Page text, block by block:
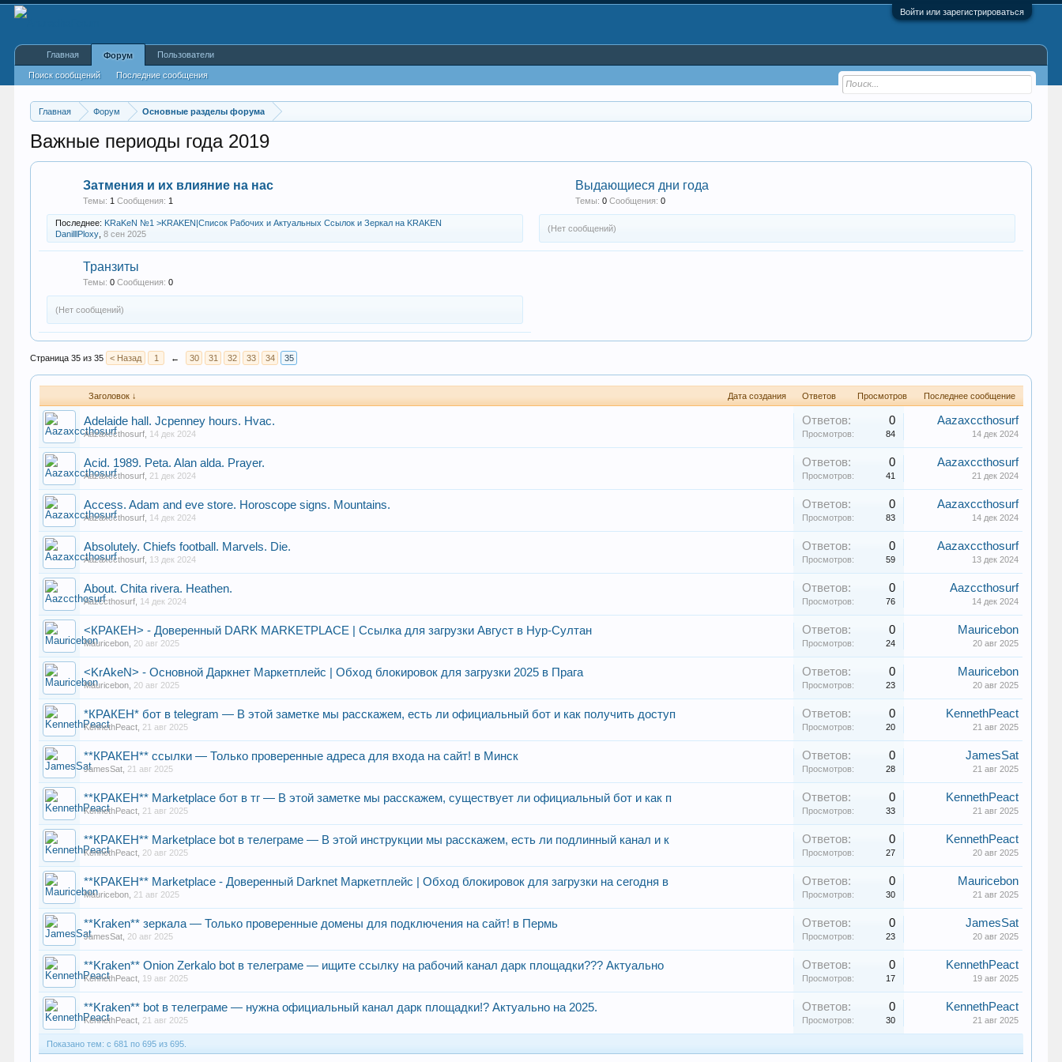
Войти или зарегистрироваться
Главная Форум Основные разделы форума
Важные периоды года 2019
Затмения и их влияние на нас
Темы: 1 Сообщения: 1
Последнее: KRaKeN №1 >KRAKEN|Список Рабочих и Актуальных Ссылок и Зеркал на KRAKEN
DanilllPloxy 8 сен 2025
Выдающиеся дни года
Темы: 0 Сообщения: 0
(Нет сообщений)
Транзиты
Темы: 0 Сообщения: 0
(Нет сообщений)
Страница 35 из 35 < Назад 1 ← 30 31 32 33 34 35
Заголовок ↓ Дата создания Ответов Просмотров Последнее сообщение
Adelaide hall. Jcpenney hours. Hvac.
Aazaxccthosurf 14 дек 2024
Ответов: 0
Просмотров: 84
Aazaxccthosurf
14 дек 2024
Acid. 1989. Peta. Alan alda. Prayer.
Aazaxccthosurf 21 дек 2024
Ответов: 0
Просмотров: 41
Aazaxccthosurf
21 дек 2024
Access. Adam and eve store. Horoscope signs. Mountains.
Aazaxccthosurf 14 дек 2024
Ответов: 0
Просмотров: 83
Aazaxccthosurf
14 дек 2024
Absolutely. Chiefs football. Marvels. Die.
Aazaxccthosurf 13 дек 2024
Ответов: 0
Просмотров: 59
Aazaxccthosurf
13 дек 2024
About. Chita rivera. Heathen.
Aazccthosurf 14 дек 2024
Ответов: 0
Просмотров: 76
Aazccthosurf
14 дек 2024
<КРАКЕН> - Доверенный DARK MARKETPLACE | Ссылка для загрузки Август в Нур-Султан
Mauricebon 20 авг 2025
Ответов: 0
Просмотров: 24
Mauricebon
20 авг 2025
<KrAkeN> - Основной Даркнет Маркетплейс | Обход блокировок для загрузки 2025 в Прага
Mauricebon 20 авг 2025
Ответов: 0
Просмотров: 23
Mauricebon
20 авг 2025
*КРАКЕН* бот в telegram — В этой заметке мы расскажем, есть ли официальный бот и как получить доступ
KennethPeact 21 авг 2025
Ответов: 0
Просмотров: 20
KennethPeact
21 авг 2025
**КРАКЕН** ссылки — Только проверенные адреса для входа на сайт! в Минск
JamesSat 21 авг 2025
Ответов: 0
Просмотров: 28
JamesSat
21 авг 2025
**КРАКЕН** Marketplace бот в тг — В этой заметке мы расскажем, существует ли официальный бот и как п
KennethPeact 21 авг 2025
Ответов: 0
Просмотров: 33
KennethPeact
21 авг 2025
**КРАКЕН** Marketplace bot в телеграме — В этой инструкции мы расскажем, есть ли подлинный канал и к
KennethPeact 20 авг 2025
Ответов: 0
Просмотров: 27
KennethPeact
20 авг 2025
**КРАКЕН** Marketplace - Доверенный Darknet Маркетплейс | Обход блокировок для загрузки на сегодня в
Mauricebon 21 авг 2025
Ответов: 0
Просмотров: 30
Mauricebon
21 авг 2025
**Kraken** зеркала — Только проверенные домены для подключения на сайт! в Пермь
JamesSat 20 авг 2025
Ответов: 0
Просмотров: 23
JamesSat
20 авг 2025
**Kraken** Onion Zerkalo bot в телеграме — ищите ссылку на рабочий канал дарк площадки??? Актуально
KennethPeact 19 авг 2025
Ответов: 0
Просмотров: 17
KennethPeact
19 авг 2025
**Kraken** bot в телеграме — нужна официальный канал дарк площадки!? Актуально на 2025.
KennethPeact 21 авг 2025
Ответов: 0
Просмотров: 30
KennethPeact
21 авг 2025
Показано тем: с 681 по 695 из 695.
Главная Форум
Поиск сообщений Последние сообщения
Пользователи